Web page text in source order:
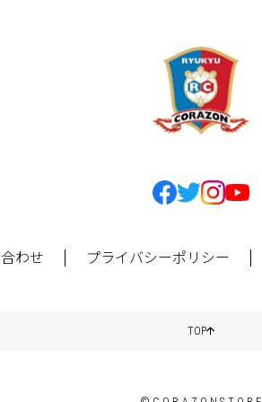
わせ プライバシーポリシー
TOP